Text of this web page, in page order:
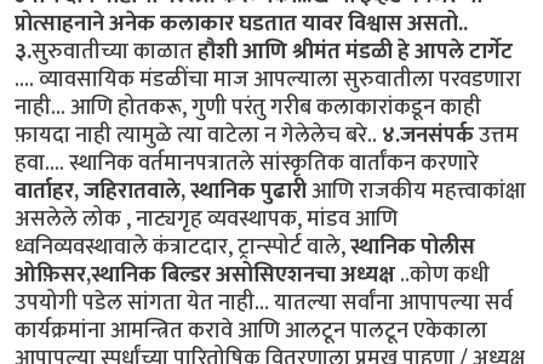
प्रोत्साहनाने अनेक कलाकार घडतात यावर विश्वास असतो..
३.सुरुवातीच्या काळातहौशी आणि श्रीमंत मंडळी हे आपले टार्गेट
.... व्यावसायिक मंडळींचा माज आपल्याला सुरुवातीला परवडणारा
नाही... आणि होतकरू, गुणी परंतु गरीब कलाकारांकडून काही
फ़ायदा नाही त्यामुळे त्या वाटेला न गेलेलेच बरे..४.जनसंपर्कउत्तम
हवा.... स्थानिक वर्तमानपत्रातले सांस्कृतिक वार्तांकन करणारे
वार्ताहर, जहिरातवाले, स्थानिक पुढारीआणि राजकीय महत्त्वाकांक्षा
असलेले लोक , नाट्यगृह व्यवस्थापक, मांडव आणि
ध्वनिव्यवस्थावाले कंत्राटदार, ट्रान्स्पोर्ट वाले,स्थानिक पोलीस
ओफ़िसर,स्थानिक बिल्डर असोसिएशनचा अध्यक्ष..कोण कधी
उपयोगी पडेल सांगता येत नाही... यातल्या सर्वांना आपापल्या सर्व
कार्यक्रमांना आमन्त्रित करावे आणि आलटून पालटून एकेकाला